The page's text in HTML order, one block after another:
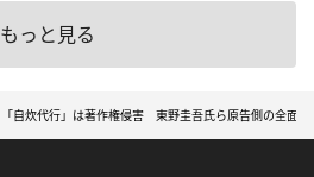
もっと見る
「自炊代行」は著作権侵害 東野圭吾氏ら原告側の全面勝